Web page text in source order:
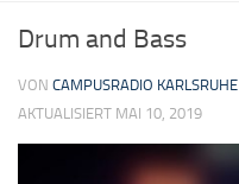
Drum and Bass
VON CAMPUSRADIO KARLSRUHE
AKTUALISIERT MAI 10, 2019